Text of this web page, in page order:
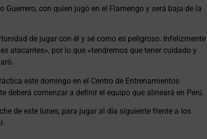
Guerrero, con quien jugó en el Flamengo y será baja de la
de jugar con él y sé como es peligroso. Infelizmente
atacantes», por lo que «tendremos que tener cuidado y
este domingo en el Centro de Entrenamientos
deberá comenzar a definir el equipo que alineará en Perú.
de este lunes, para jugar al día siguiente frente a los